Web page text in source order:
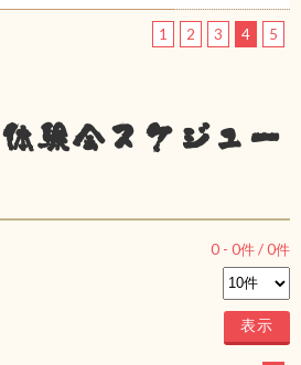
1 2 3 4 5
験会スケジュー
0 - 0件 /0件